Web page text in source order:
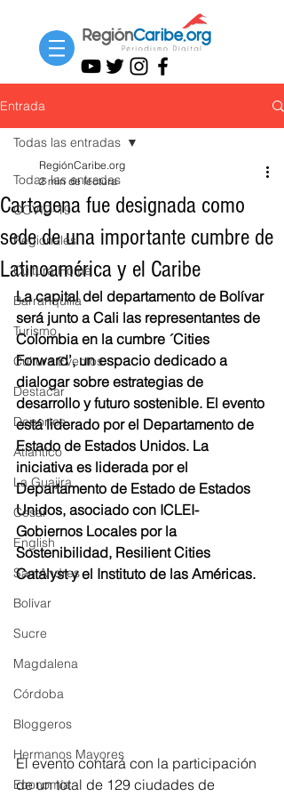
Entrada
Todas las entradas
COVID-19
Regionales
Cultura Home
Barranquilla
Turismo
Cultura Eventos
Destacar
Deportes
Atlántico
La Guajira
Cesar
English
San Andres
Bolívar
Sucre
Magdalena
Córdoba
Bloggeros
Hermanos Mayores
Economía
Todas las entradas
Cartagena fue designada como
sede de una importante cumbre de
Latinoamérica y el Caribe
RegiónCaribe.org
2 min de lectura
La capital del departamento de Bolívar
será junto a Cali las representantes de
Colombia en la cumbre ´Cities
Forward’, un espacio dedicado a
dialogar sobre estrategias de
desarrollo y futuro sostenible. El evento
está liderado por el Departamento de
Estado de Estados Unidos. La
iniciativa es liderada por el
Departamento de Estado de Estados
Unidos, asociado con ICLEI-
Gobiernos Locales por la
Sostenibilidad, Resilient Cities
Catalyst y el Instituto de las Américas.
El evento contará con la participación
de un total de 129 ciudades de